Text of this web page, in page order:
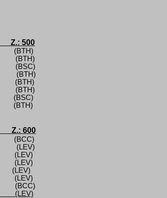
Z.: 500
(BTH)
(BTH)
(BSC)
(BTH)
(BTH)
(BTH)
(BSC)
(BTH)
Z.: 600
(BCC)
(LEV)
(LEV)
(LEV)
(LEV)
(LEV)
(BCC)
(LEV)